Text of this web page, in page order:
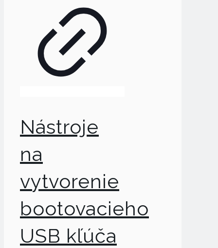
Nástroje
na
vytvorenie
bootovacieho
USB kľúča